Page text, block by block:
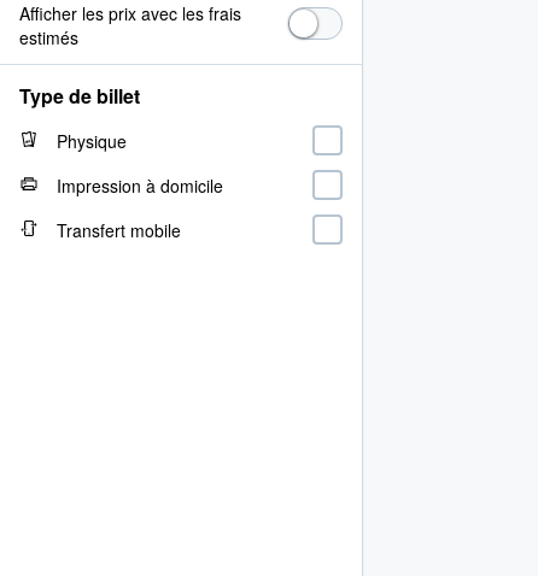
Afficher les prix avec les frais
estimés
Type de billet
Physique
Impression à domicile
Transfert mobile